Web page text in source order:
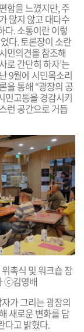
함을 느꼈지만, 주
많지 않고대다수
다. 소통이란 이렇
다.토론장이 소란
민의견을 참조해
로 간단히 하자’는
9월에 시민목소리
을 통해 “광장의 공
민고통을 경감시키
런 공간으로 거듭
촉식 및 워크숍 장
ⓒ김영배
가 그리는 광장의
새로운 변화를 담
다고 밝혔다.